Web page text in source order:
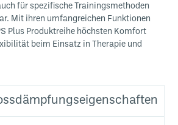
für spezifische Trainingsmethoden
Mit ihren umfangreichen Funktionen
Plus Produktreihe höchsten Komfort
beim Einsatz in Therapie und